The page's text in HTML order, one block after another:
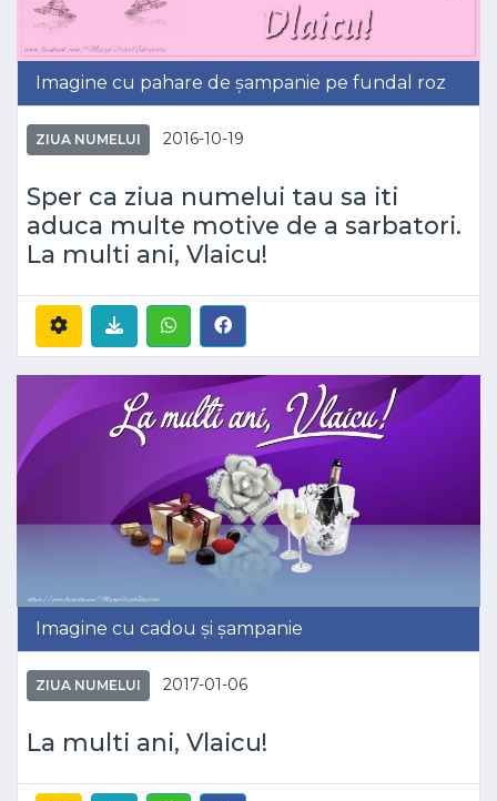
Imagine cu pahare de șampanie pe fundal roz
ZIUA NUMELUI 2016-10-19
Sper ca ziua numelui tau sa iti
aduca multe motive de a sarbatori.
La multi ani, Vlaicu!
Imagine cu cadou și șampanie
ZIUA NUMELUI 2017-01-06
La multi ani, Vlaicu!